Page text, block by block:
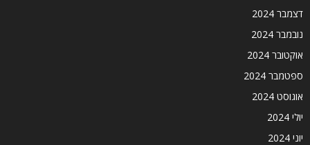
דצמבר 2024
נובמבר 2024
אוקטובר 2024
ספטמבר 2024
אוגוסט 2024
יולי 2024
יוני 2024